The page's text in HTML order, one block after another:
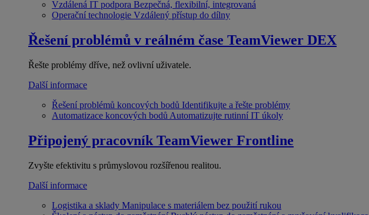
Vzdálená IT podpora Bezpečná, flexibilní, integrovaná
Operační technologie Vzdálený přístup do dílny
Řešení problémů v reálném čase TeamViewer DEX
Řešte problémy dříve, než ovlivní uživatele.
Další informace
Řešení problémů koncových bodů Identifikujte a řešte problémy
Automatizace koncových bodů Automatizujte rutinní IT úkoly
Připojený pracovník TeamViewer Frontline
Zvyšte efektivitu s průmyslovou rozšířenou realitou.
Další informace
Logistika a sklady Manipulace s materiálem bez použití rukou